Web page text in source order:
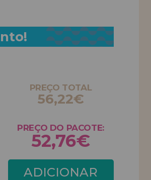
PREÇO TOTAL
56,22€
PREÇO DO PACOTE:
52,76€
ADICIONAR